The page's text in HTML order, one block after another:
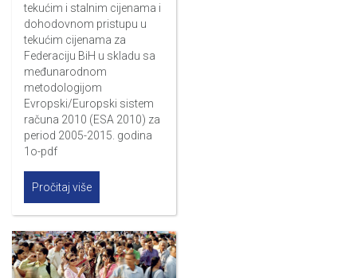
tekućim i stalnim cijenama i
dohodovnom pristupu u
tekućim cijenama za
Federaciju BiH u skladu sa
međunarodnom
metodologijom
Evropski/Europski sistem
računa 2010 (ESA 2010) za
period 2005-2015. godina
1o-pdf
Pročitaj više